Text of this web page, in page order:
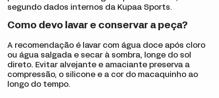
segundo dados internos da Kupaa Sports.
Como devo lavar e conservar a peça?
A recomendação é lavar com água doce após cloro
ou água salgada e secar à sombra, longe do sol
direto. Evitar alvejante e amaciante preserva a
compressão, o silicone e a cor do macaquinho ao
longo do tempo.